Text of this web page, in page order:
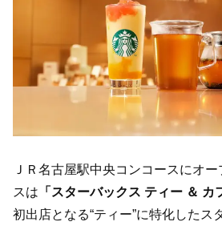
ＪＲ名古屋駅中央コンコースにオ
スは 「スターバックス ティー ＆ カ
初出店となる“ティー”に特化したス